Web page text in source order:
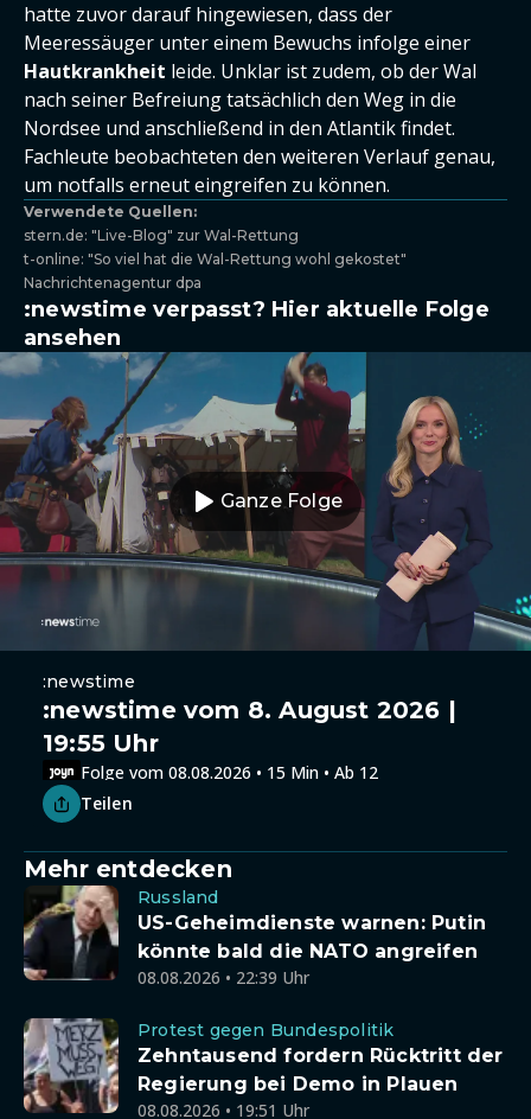
hatte zuvor darauf hingewiesen, dass der
Meeressäuger unter einem Bewuchs infolge einer
Hautkrankheit leide. Unklar ist zudem, ob der Wal
nach seiner Befreiung tatsächlich den Weg in die
Nordsee und anschließend in den Atlantik findet.
Fachleute beobachteten den weiteren Verlauf genau,
um notfalls erneut eingreifen zu können.
Verwendete Quellen:
stern.de: "Live-Blog" zur Wal-Rettung
t-online: "So viel hat die Wal-Rettung wohl gekostet"
Nachrichtenagentur dpa
:newstime verpasst? Hier aktuelle Folge
ansehen
Ganze Folge
:newstime
:newstime vom 8. August 2026 |
19:55 Uhr
Folge vom 08.08.2026 • 15 Min • Ab 12
Teilen
Mehr entdecken
Russland
US-Geheimdienste warnen: Putin
könnte bald die NATO angreifen
08.08.2026 • 22:39 Uhr
Protest gegen Bundespolitik
Zehntausend fordern Rücktritt der
Regierung bei Demo in Plauen
08.08.2026 • 19:51 Uhr